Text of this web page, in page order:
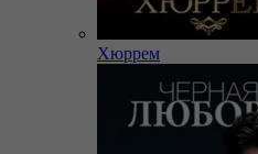
Хюррем